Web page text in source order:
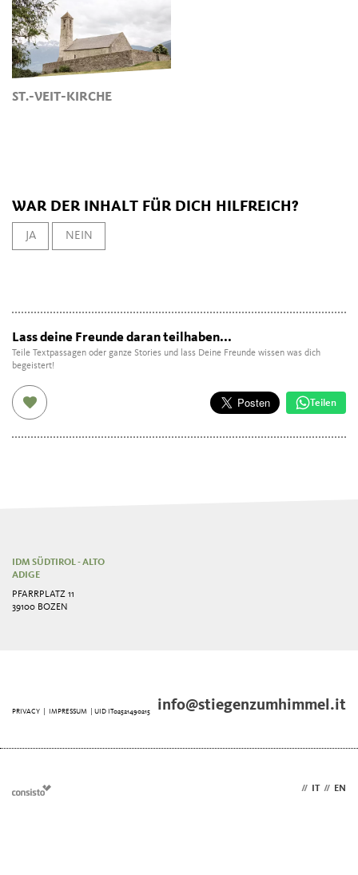
ST.-VEIT-KIRCHE
WAR DER INHALT FÜR DICH HILFREICH?
JA NEIN
Lass deine Freunde daran teilhaben...
Teile Textpassagen oder ganze Stories und lass Deine Freunde wissen was dich
begeistert!
Teilen
IDM SÜDTIROL - ALTO
ADIGE
PFARRPLATZ 11
39100 BOZEN
info@stiegenzumhimmel.it
PRIVACY IMPRESSUM | UID IT02521490215
// // EN